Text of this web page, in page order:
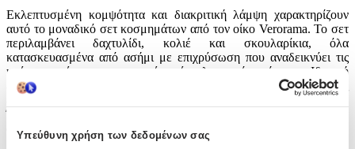
Υπεύθυνη χρήση των δεδομένων σας
Εκλεπτυσμένη κομψότητα και διακριτική λάμψη χαρακτηρίζουν
αυτό το μοναδικό σετ κοσμημάτων από τον οίκο Verorama. Το σετ
περιλαμβάνει δαχτυλίδι, κολιέ και σκουλαρίκια, όλα
κατασκευασμένα από ασήμι με επιχρύσωση που αναδεικνύει τις
υπέροχες πέτρες και προσφέρει ένα λαμπερό φινίρισμα. Ιδανική
επιλογή για να συμπληρώσετε τις βραδινές αλλά και καθημερινές
εμφανίσεις σας, προσφέροντας μια διαχρονική πινελιά πολυτέλειας.
αφήσει τις καλύτερες εντυπώσεις.